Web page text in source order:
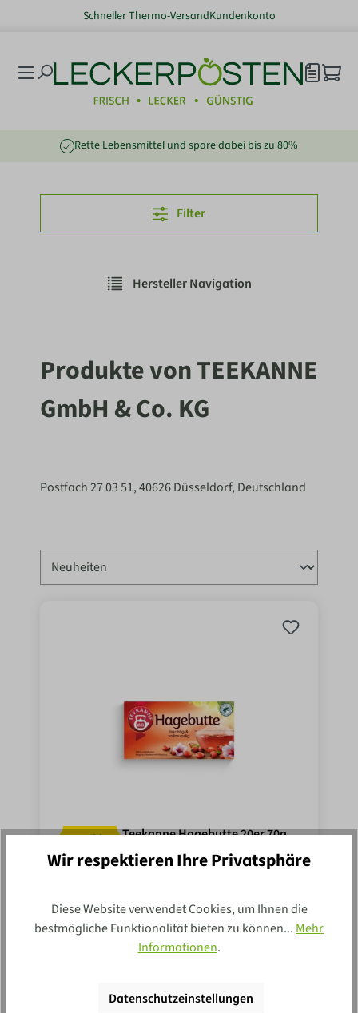
springenSchneller Thermo-VersandKundenkonto
Rette Lebensmittel und spare dabei bis zu 80%
Filter
Hersteller Navigation
Produkte von TEEKANNE
GmbH & Co. KG
Postfach 27 03 51, 40626 Düsseldorf, Deutschland
129 Teekanne Hagebutte 20er 70g
0.07 kg (18,43 €* / 1 kg) MHD: 31.07.28
Wir respektieren Ihre Privatsphäre
Diese Website verwendet Cookies, um Ihnen die
bestmögliche Funktionalität bieten zu können...Mehr
Informationen.
Datenschutzeinstellungen